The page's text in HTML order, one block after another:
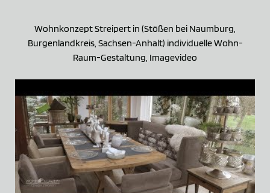
Wohnkonzept Streipert in (Stößen bei Naumburg,
Burgenlandkreis, Sachsen-Anhalt) individuelle Wohn-
Raum-Gestaltung, Imagevideo